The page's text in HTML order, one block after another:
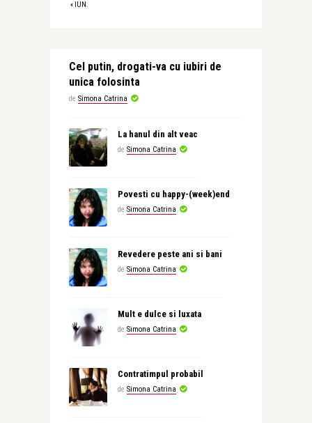
« IUN.
Cel putin, drogati-va cu iubiri de
unica folosinta
de Simona Catrina
La hanul din alt veac
de Simona Catrina
Povesti cu happy-(week)end
de Simona Catrina
Revedere peste ani si bani
de Simona Catrina
Mult e dulce si luxata
de Simona Catrina
Contratimpul probabil
de Simona Catrina